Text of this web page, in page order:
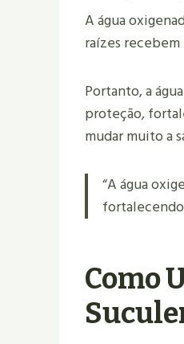
A água
raízes
Portanto, a
proteção,
mudar muito a
“A água
Como